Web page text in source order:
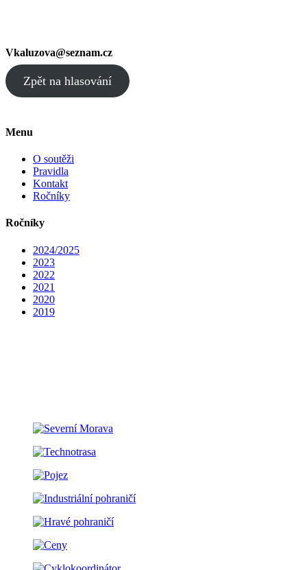
Vkaluzova@seznam.cz
Zpět na hlasování
Menu
O soutěži
Pravidla
Kontakt
Ročníky
Ročníky
2024/2025
2023
2022
2021
2020
2019